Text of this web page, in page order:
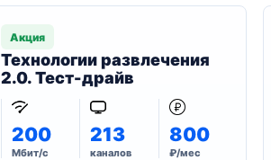
Акция
Технологии развлечения
2.0. Тест-драйв
200
Мбит/с
213
каналов
800
₽/мес